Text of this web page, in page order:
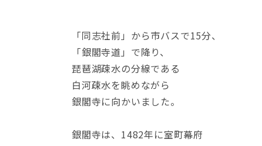
「同志社前」から市バスで15分、
「銀閣寺道」で降り、
琵琶湖疎水の分線である
白河疎水を眺めながら
銀閣寺に向かいました。
銀閣寺は、1482年に室町幕府